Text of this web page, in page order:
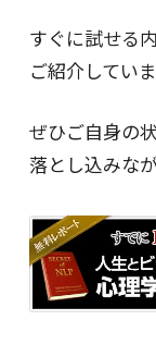
すぐに試せる
ご紹介していま
ぜひご自身の
落とし込みな